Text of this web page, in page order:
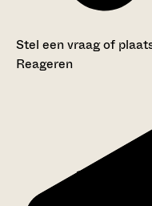
Stel een vraag of
Reageren